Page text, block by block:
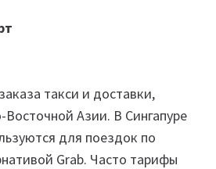
такси и доставки,
Азии. В Сингапуре
для поездок по
Grab. Часто тарифы